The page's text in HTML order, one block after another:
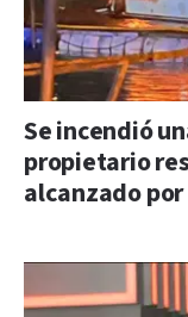
Se incendió
propietario
alcanzado